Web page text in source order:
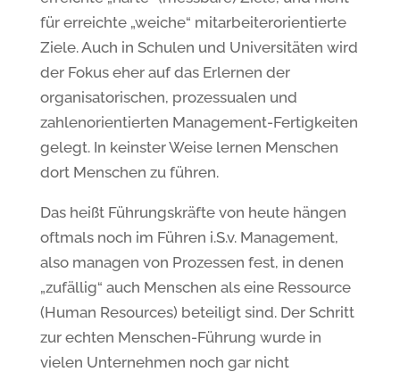
für erreichte „weiche“ mitarbeiterorientierte
Ziele. Auch in Schulen und Universitäten wird
der Fokus eher auf das Erlernen der
organisatorischen, prozessualen und
zahlenorientierten Management-Fertigkeiten
gelegt. In keinster Weise lernen Menschen
dort Menschen zu führen.
Das heißt Führungskräfte von heute hängen
oftmals noch im Führen i.S.v. Management,
also managen von Prozessen fest, in denen
„zufällig“ auch Menschen als eine Ressource
(Human Resources) beteiligt sind. Der Schritt
zur echten Menschen-Führung wurde in
vielen Unternehmen noch gar nicht